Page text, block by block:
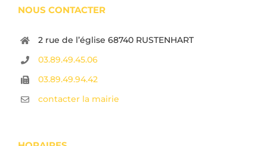
NOUS CONTACTER
2 rue de l’église 68740 RUSTENHART
03.89.49.45.06
03.89.49.94.42
contacter la mairie